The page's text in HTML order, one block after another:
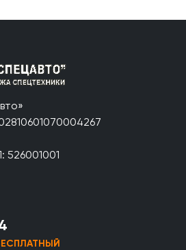
526001001